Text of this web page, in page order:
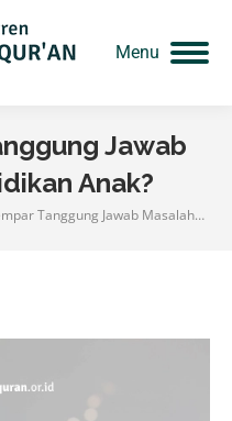
Menu
Jawab
Anak?
Tanggung Jawab Masalah…